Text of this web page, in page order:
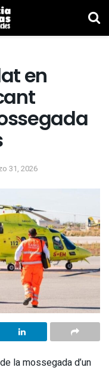
en
31, 2026
la mossegada d’un